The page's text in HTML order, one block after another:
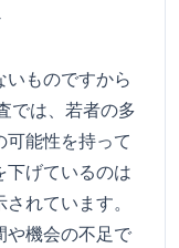
ものですから
では、若者の多
可能性を持って
下げているのは
れています。
や機会の不足で